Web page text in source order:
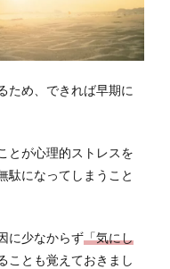
ため、できれば早期に
とが心理的ストレスを
駄になってしまうこと
に少なからず「気にし
ことも覚えておきまし